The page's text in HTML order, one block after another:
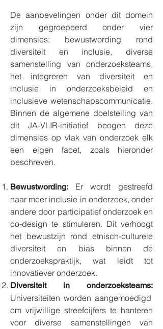
De aanbevelingen onder dit domein
zijn gegroepeerd onder vier
dimensies: bewustwording rond
diversiteit en inclusie, diverse
samenstelling van onderzoeksteams,
het integreren van diversiteit en
inclusie in onderzoeksbeleid en
inclusieve wetenschapscommunicatie.
Binnen de algemene doelstelling van
dit JA-VLIR-initiatief beogen deze
dimensies op vlak van onderzoek elk
een eigen facet, zoals hieronder
beschreven.
Bewustwording: Er wordt gestreefd
naar meer inclusie in onderzoek, onder
andere door participatief onderzoek en
co-design te stimuleren. Dit verhoogt
het bewustzijn rond etnisch-culturele
diversiteit en bias binnen de
onderzoekspraktijk, wat leidt tot
innovatiever onderzoek.
Diversiteit in onderzoeksteams:
Universiteiten worden aangemoedigd
om vrijwillige streefcijfers te hanteren
voor diverse samenstellingen van